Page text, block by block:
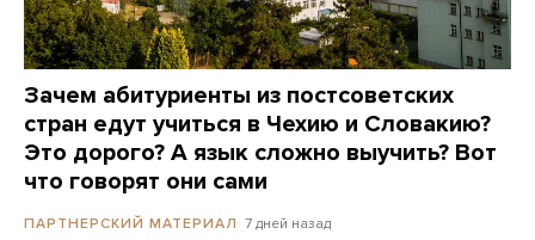
Зачем абитуриенты из постсоветских
стран едут учиться в Чехию и Словакию?
Это дорого? А язык сложно выучить? Вот
что говорят они сами
ПАРТНЕРСКИЙ МАТЕРИАЛ 7 дней назад